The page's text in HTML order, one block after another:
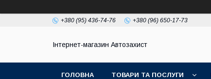
+380 (95) 436-74-76 +380 (96) 650-17-73
Інтернет-магазин Автозахист
ГОЛОВНА ТОВАРИ ТА ПОСЛУГИ